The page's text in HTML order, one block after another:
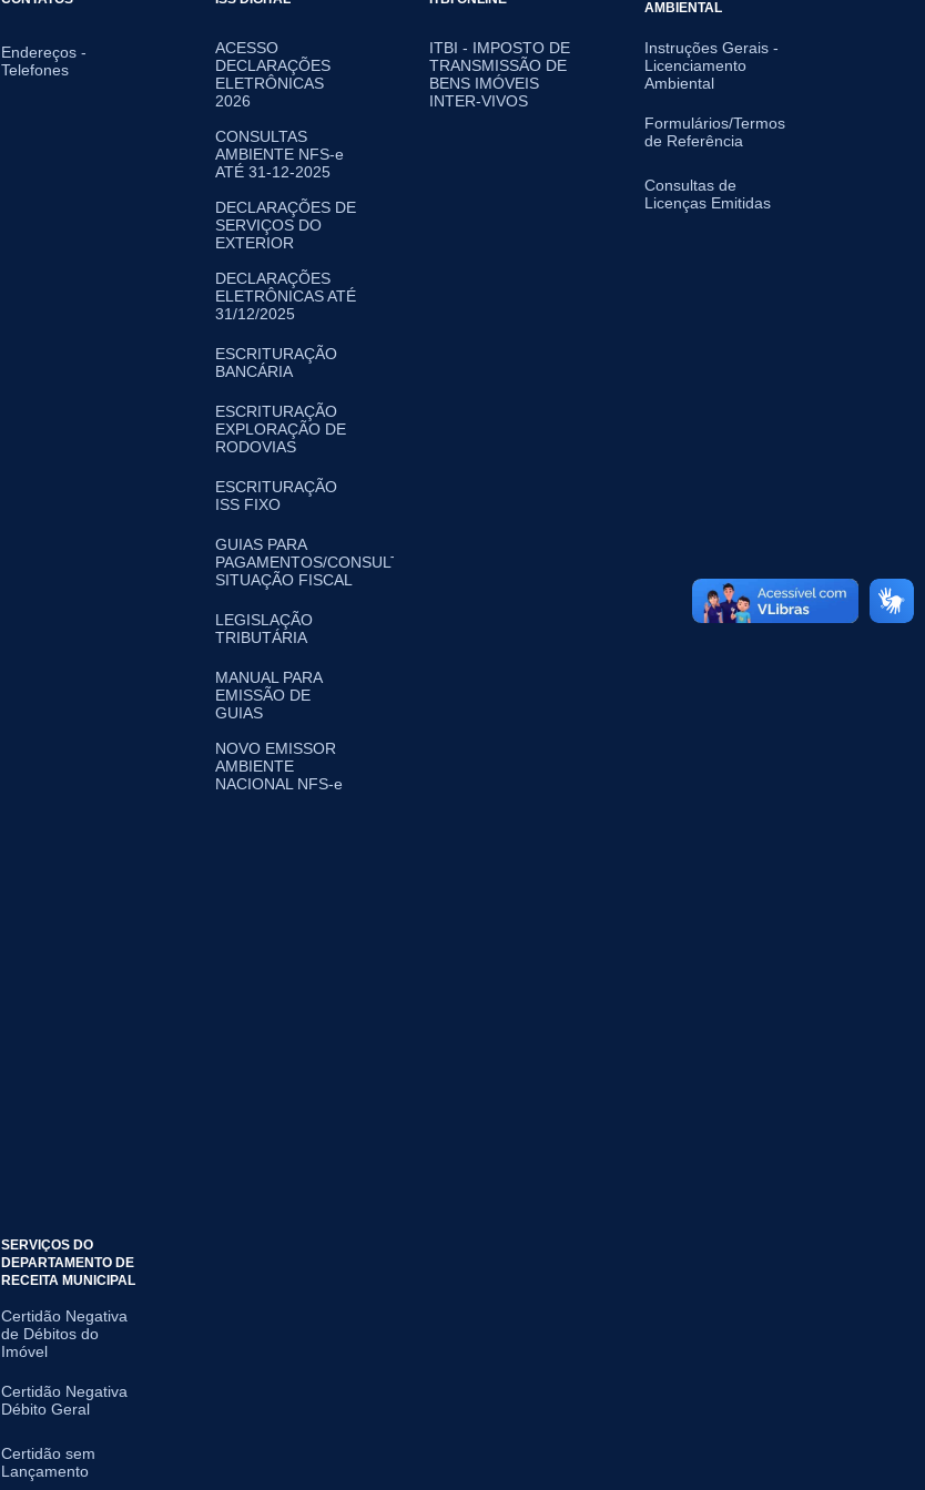
Endereços -
Telefones
ACESSO
DECLARAÇÕES
ELETRÔNICAS
2026
CONSULTAS
AMBIENTE NFS-e
ATÉ 31-12-2025
DECLARAÇÕES DE
SERVIÇOS DO
EXTERIOR
DECLARAÇÕES
ELETRÔNICAS ATÉ
31/12/2025
ESCRITURAÇÃO
BANCÁRIA
ESCRITURAÇÃO
EXPLORAÇÃO DE
RODOVIAS
ESCRITURAÇÃO
ISS FIXO
GUIAS PARA
PAGAMENTOS/CONSULTA
SITUAÇÃO FISCAL
LEGISLAÇÃO
TRIBUTÁRIA
MANUAL PARA
EMISSÃO DE
GUIAS
NOVO EMISSOR
AMBIENTE
NACIONAL NFS-e
ITBI - IMPOSTO DE
TRANSMISSÃO DE
BENS IMÓVEIS
INTER-VIVOS
AMBIENTAL
Instruções Gerais -
Licenciamento
Ambiental
Formulários/Termos
de Referência
Consultas de
Licenças Emitidas
SERVIÇOS DO
DEPARTAMENTO DE
RECEITA MUNICIPAL
Certidão Negativa
de Débitos do
Imóvel
Certidão Negativa
Débito Geral
Certidão sem
Lançamento